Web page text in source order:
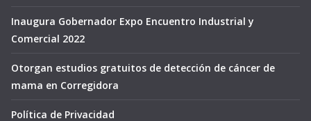
Inaugura Gobernador Expo Encuentro Industrial y
Comercial 2022
Otorgan estudios gratuitos de detección de cáncer de
mama en Corregidora
Política de Privacidad